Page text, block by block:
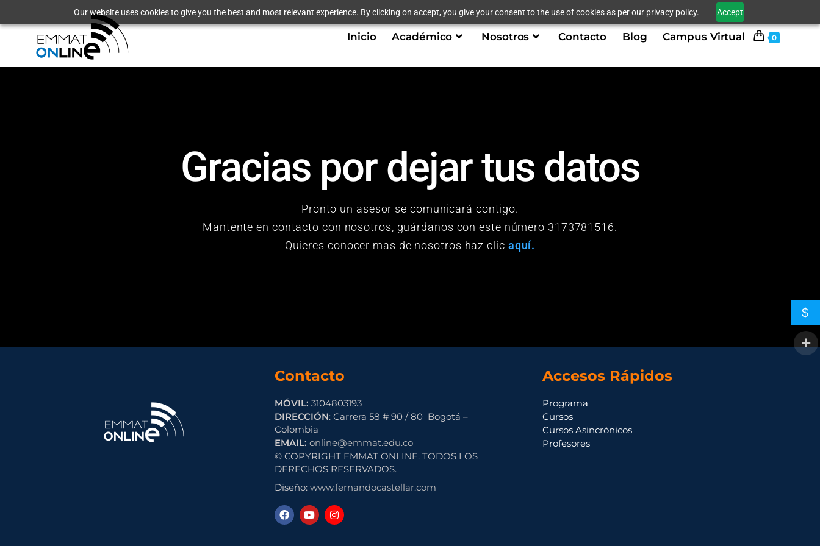
Our website uses cookies to give you the best and most relevant experience. By clicking on accept, you give your consent to the use of cookies as per our privacy policy. Accept
Inicio Académico Nosotros Contacto Blog Campus Virtual 0
Gracias por dejar tus datos
Pronto un asesor se comunicará contigo.
Mantente en contacto con nosotros, guárdanos con este número 3173781516.
Quieres conocer mas de nosotros haz clic aquí.
Contacto
MÓVIL: 3104803193
DIRECCIÓN: Carrera 58 # 90 / 80 Bogotá –
Colombia
EMAIL: online@emmat.edu.co
© COPYRIGHT EMMAT ONLINE. TODOS LOS
DERECHOS RESERVADOS.
Diseño:www.fernandocastellar.com
Accesos Rápidos
Programa
Cursos
Cursos Asincrónicos
Profesores
$